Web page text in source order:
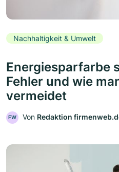
Nachhaltigkeit & Umwelt
Energiesparfarbe
Fehler und wie
vermeidet
FW Von Redaktion